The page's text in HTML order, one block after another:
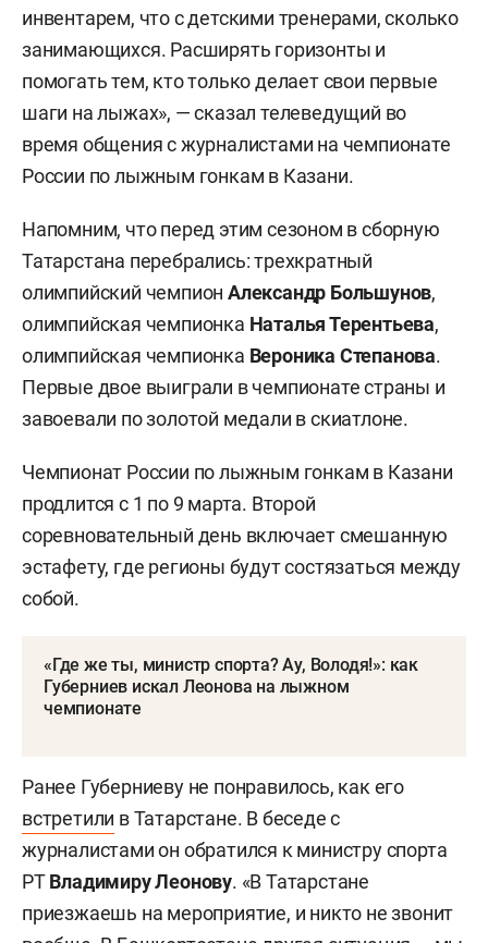
инвентарем, что с детскими тренерами, сколько
занимающихся. Расширять горизонты и
помогать тем, кто только делает свои первые
шаги на лыжах», — сказал телеведущий во
время общения с журналистами на чемпионате
России по лыжным гонкам в Казани.
Напомним, что перед этим сезоном в сборную
Татарстана перебрались: трехкратный
олимпийский чемпионАлександр Большунов,
олимпийская чемпионка Наталья Терентьева,
олимпийская чемпионка Вероника Степанова.
Первые двое выиграли в чемпионате страны и
завоевали по золотой медали в скиатлоне.
Чемпионат России по лыжным гонкам в Казани
продлится с 1 по 9 марта. Второй
соревновательный день включает смешанную
эстафету, где регионы будут состязаться между
собой.
«Где же ты, министр спорта? Ау, Володя!»: как
Губерниев искал Леонова на лыжном
чемпионате
Ранее Губерниеву не понравилось, как его
встретили в Татарстане. В беседе с
журналистами он обратился к министру спорта
РТВладимиру Леонову. «В Татарстане
приезжаешь на мероприятие, и никто не звонит